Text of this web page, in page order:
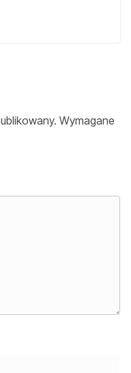
Wymagane